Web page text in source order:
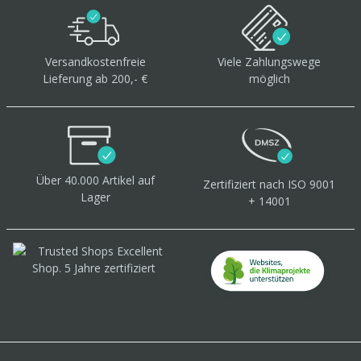
Versandkostenfreie
Lieferung ab 200,- €
Viele Zahlungswege
möglich
Über 40.000 Artikel auf
Lager
Zertifiziert nach ISO 9001
+ 14001